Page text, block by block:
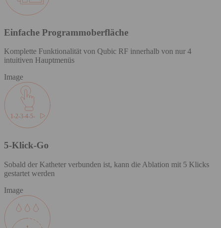
Einfache Programmoberfläche
Komplette Funktionalität von Qubic RF innerhalb von nur 4
intuitiven Hauptmenüs
Image
5-Klick-Go
Sobald der Katheter verbunden ist, kann die Ablation mit 5 Klicks
gestartet werden
Image